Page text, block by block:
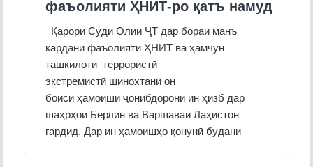
фаъолияти ҲНИТ-ро қатъ намуд
Қарори Суди Олии ҶТ дар бораи манъ
кардани фаъолияти ҲНИТ ва ҳамчун
ташкилоти террористӣ —
экстремистӣ шинохтани он
боиси ҳамоиши ҷонибдорони ин ҳизб дар
шаҳрҳои Берлин ва Варшаваи Лаҳистон
гардид. Дар ин ҳамоишҳо қонунӣ будани